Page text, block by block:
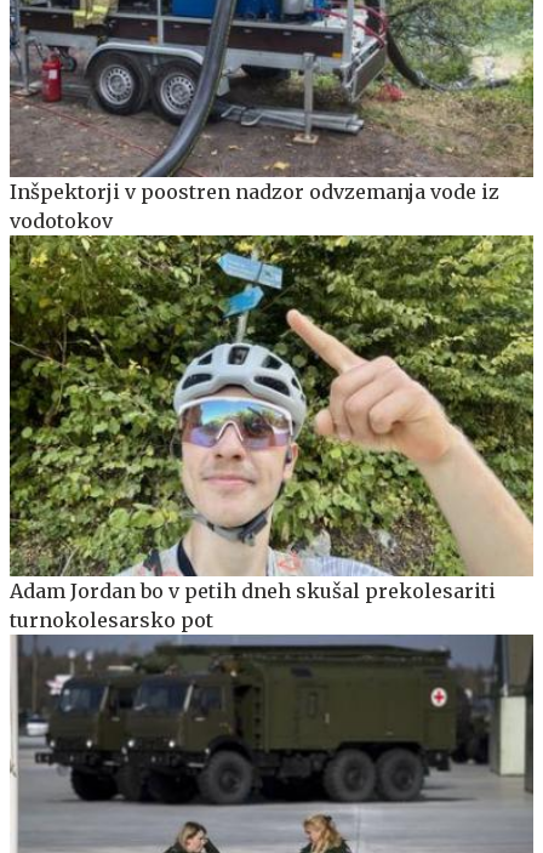
Inšpektorji v poostren nadzor odvzemanja vode iz
vodotokov
Adam Jordan bo v petih dneh skušal prekolesariti
turnokolesarsko pot